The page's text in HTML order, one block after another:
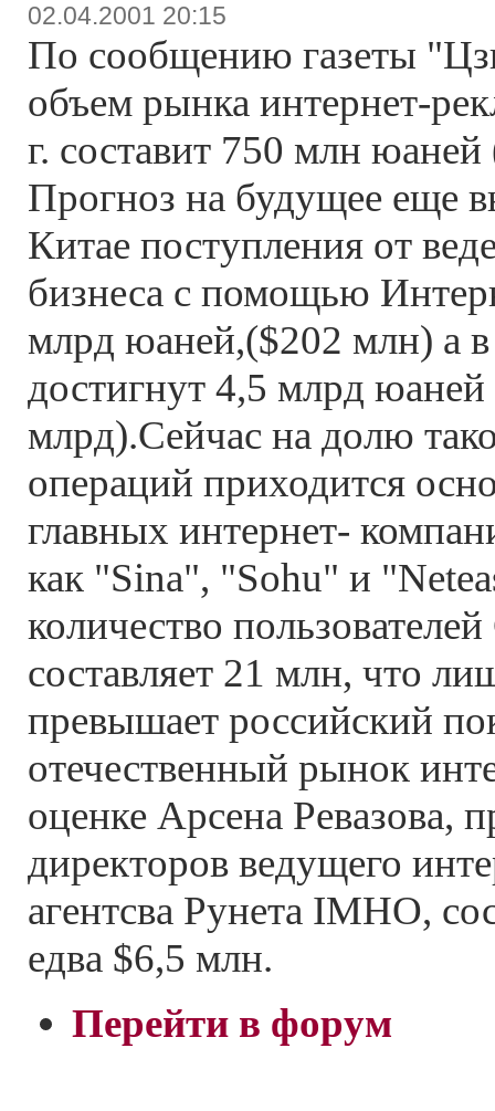
02.04.2001 20:15
По сообщению газеты
объем рынка интернет-
г. составит 750 млн
Прогноз на будущее еще
Китае поступления от
бизнеса с помощью
млрд юаней,($202 млн) а
достигнут 4,5 млрд юаней
млрд).Сейчас на долю
операций приходится
главных интернет-
как "Sina", "Sohu" и
количество
составляет 21 млн, что
превышает российский
отечественный рынок
оценке Арсена Ревазова,
директоров ведущего
агентсва Рунета IMHO,
едва $6,5 млн.
Перейти в форум